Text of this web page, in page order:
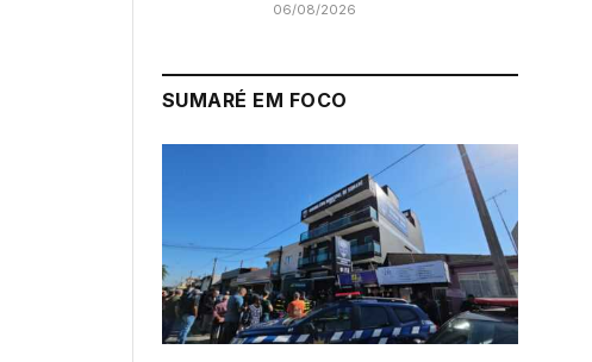
06/08/2026
SUMARÉ EM FOCO